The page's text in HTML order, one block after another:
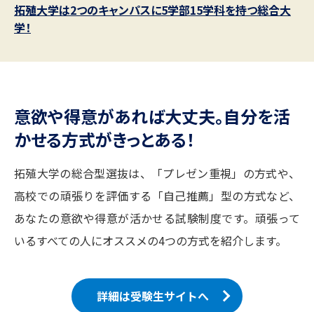
先輩が入学を決めた理由 テレメール全国一斉進学調査
新生活お役立ちガイド
学問発見 学問検索
大学で学びたい学問発見
拓殖大学は2つのキャンパスに5学部15学科を持つ総合大
学！
意欲や得意があれば大丈夫。自分を活
かせる方式がきっとある！
拓殖大学の総合型選抜は、「プレゼン重視」の方式や、
高校での頑張りを評価する「自己推薦」型の方式など、
あなたの意欲や得意が活かせる試験制度です。頑張って
いるすべての人にオススメの4つの方式を紹介します。
詳細は受験生サイトへ